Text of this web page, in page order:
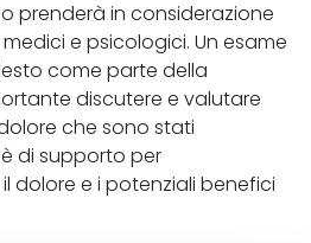
prenderà in considerazione
e psicologici. Un esame
come parte della
discutere e valutare
che sono stati
di supporto per
dolore e i potenziali benefici